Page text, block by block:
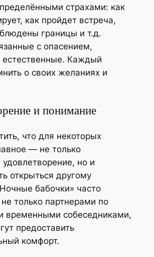
страхами: как
как пройдет встреча,
границы и т.д.
с опасением,
естественные. Каждый
о своих желаниях и
и понимание
что для некоторых
— не только
удовлетворение, но и
открыться другому
бабочки» часто
не только партнерами по
временными собеседниками,
предоставить
комфорт.